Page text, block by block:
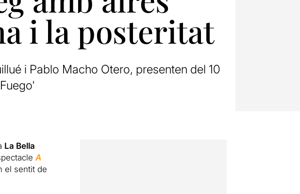
i la posteritat
i Pablo Macho Otero, presenten del 10
La Bella
A
el sentit de